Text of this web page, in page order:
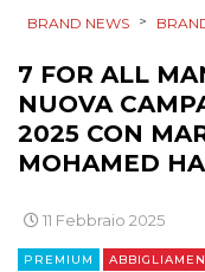
CINEMA
DIGITALE
BRAND NEWS >
7 FOR ALL
NUOVA
2025 CON
MOHAMED
11 Febbraio 2025
PREMIUM